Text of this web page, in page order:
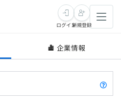
ログイン新規登録
企業情報